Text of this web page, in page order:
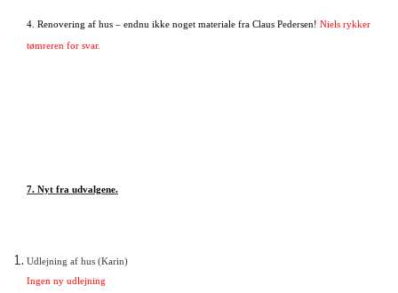
4. Renovering af hus – endnu ikke noget materiale fra Claus Pedersen! Niels rykker
tømreren for svar.
7. Nyt fra udvalgene.
Udlejning af hus (Karin)
Ingen ny udlejning